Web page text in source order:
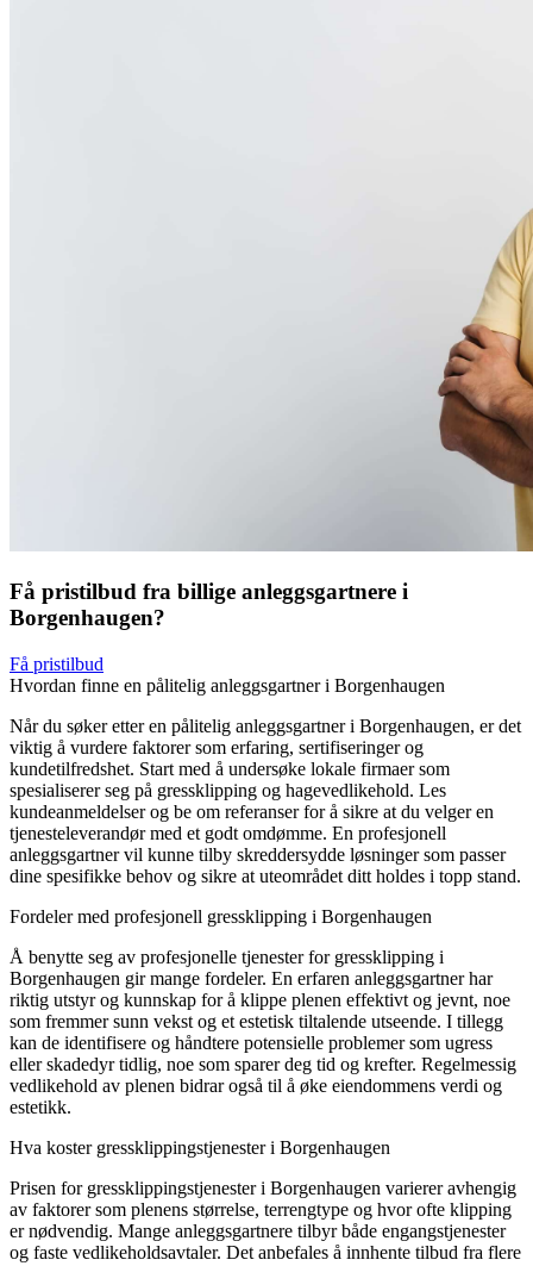
Få pristilbud fra billige anleggsgartnere i
Borgenhaugen?
Få pristilbud
Hvordan finne en pålitelig anleggsgartner i Borgenhaugen
Når du søker etter en pålitelig anleggsgartner i Borgenhaugen, er det
viktig å vurdere faktorer som erfaring, sertifiseringer og
kundetilfredshet. Start med å undersøke lokale firmaer som
spesialiserer seg på gressklipping og hagevedlikehold. Les
kundeanmeldelser og be om referanser for å sikre at du velger en
tjenesteleverandør med et godt omdømme. En profesjonell
anleggsgartner vil kunne tilby skreddersydde løsninger som passer
dine spesifikke behov og sikre at uteområdet ditt holdes i topp stand.
Fordeler med profesjonell gressklipping i Borgenhaugen
Å benytte seg av profesjonelle tjenester for gressklipping i
Borgenhaugen gir mange fordeler. En erfaren anleggsgartner har
riktig utstyr og kunnskap for å klippe plenen effektivt og jevnt, noe
som fremmer sunn vekst og et estetisk tiltalende utseende. I tillegg
kan de identifisere og håndtere potensielle problemer som ugress
eller skadedyr tidlig, noe som sparer deg tid og krefter. Regelmessig
vedlikehold av plenen bidrar også til å øke eiendommens verdi og
estetikk.
Hva koster gressklippingstjenester i Borgenhaugen
Prisen for gressklippingstjenester i Borgenhaugen varierer avhengig
av faktorer som plenens størrelse, terrengtype og hvor ofte klipping
er nødvendig. Mange anleggsgartnere tilbyr både engangstjenester
og faste vedlikeholdsavtaler. Det anbefales å innhente tilbud fra flere